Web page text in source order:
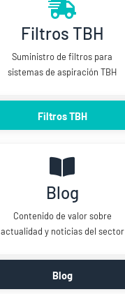
Filtros TBH
Suministro de filtros para
sistemas de aspiración TBH
Filtros TBH
Blog
Contenido de valor sobre
actualidad y noticias del sector
Blog